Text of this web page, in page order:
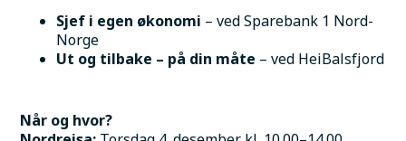
Sjef i egen økonomi – ved Sparebank 1 Nord-
Norge
Ut og tilbake – på din måte – ved HeiBalsfjord
Når og hvor?